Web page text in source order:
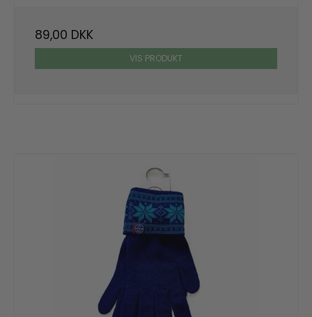
89,00 DKK
VIS PRODUKT